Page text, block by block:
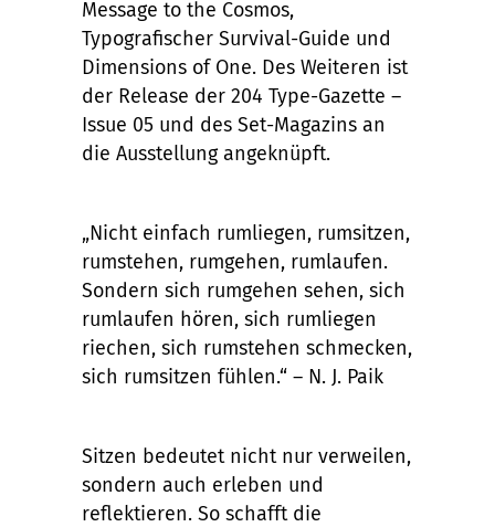
Message to the Cosmos,
Typografischer Survival-Guide und
Dimensions of One. Des Weiteren ist
der Release der 204 Type-Gazette –
Issue 05 und des Set-Magazins an
die Ausstellung angeknüpft.
„Nicht einfach rumliegen, rumsitzen,
rumstehen, rumgehen, rumlaufen.
Sondern sich rumgehen sehen, sich
rumlaufen hören, sich rumliegen
riechen, sich rumstehen schmecken,
sich rumsitzen fühlen.“ – N. J. Paik
Sitzen bedeutet nicht nur verweilen,
sondern auch erleben und
reflektieren. So schafft die